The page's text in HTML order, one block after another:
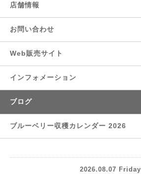
店舗情報
お問い合わせ
Web販売サイト
インフォメーション
ブログ
ブルーベリー収穫カレンダー 2026
2026.08.07 Friday